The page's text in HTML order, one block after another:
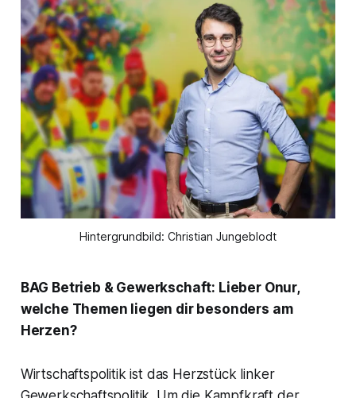
Hintergrundbild: Christian Jungeblodt
BAG Betrieb & Gewerkschaft: Lieber Onur,
welche Themen liegen dir besonders am
Herzen?
Wirtschaftspolitik ist das Herzstück linker